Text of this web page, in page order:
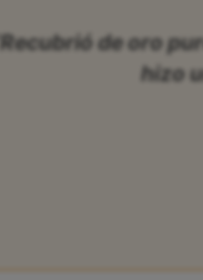
‘Recubrió de oro
hizo